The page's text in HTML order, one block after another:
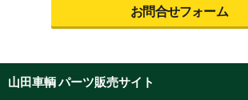
お問合せフォーム
山田車輌 パーツ販売サイト